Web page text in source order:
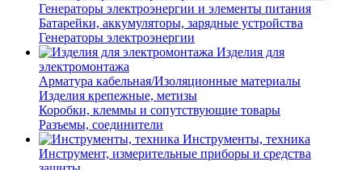
Генераторы электроэнергии и элементы питания
Батарейки, аккумуляторы, зарядные устройства
Генераторы электроэнергии
Изделия для
электромонтажа
Арматура кабельная/Изоляционные материалы
Изделия крепежные, метизы
Коробки, клеммы и сопутствующие товары
Разъемы, соединители
Инструменты, техника
Инструмент, измерительные приборы и средства